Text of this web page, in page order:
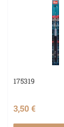
175319
3,50 €